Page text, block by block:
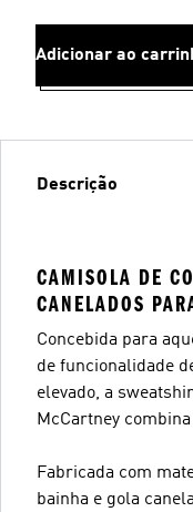
Adicionar ao
Descrição
CAMISOLA DE
CANELADOS
Concebida para
de funcionalidade
elevado, a
McCartney
Fabricada com
bainha e gola